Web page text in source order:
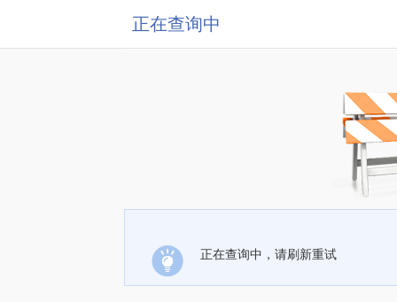
正在查询中
正在查询中，请刷新重试